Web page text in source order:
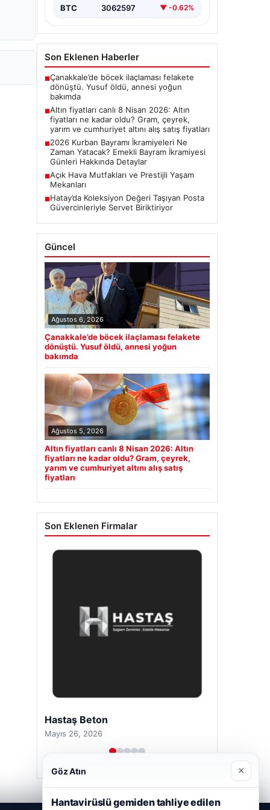
BTC 3062597 ▼ -0.62%
Son Eklenen Haberler
■Çanakkale’de böcek ilaçlaması felakete
dönüştü. Yusuf öldü, annesi yoğun
bakımda
■Altın fiyatları canlı 8 Nisan 2026: Altın
fiyatları ne kadar oldu? Gram, çeyrek,
yarım ve cumhuriyet altını alış satış fiyatları
■2026 Kurban Bayramı İkramiyeleri Ne
Zaman Yatacak? Emekli Bayram İkramiyesi
Günleri Hakkında Detaylar
■Açık Hava Mutfakları ve Prestijli Yaşam
Mekanları
■Hatay’da Koleksiyon Değeri Taşıyan Posta
Güvercinleriyle Servet Biriktiriyor
Güncel
Ağustos 6, 2026
Çanakkale’de böcek ilaçlaması felakete
dönüştü. Yusuf öldü, annesi yoğun
bakımda
Ağustos 5, 2026
Altın fiyatları canlı 8 Nisan 2026: Altın
fiyatları ne kadar oldu? Gram, çeyrek,
yarım ve cumhuriyet altını alış satış
fiyatları
Son Eklenen Firmalar
Hastaş Beton
Mayıs 26, 2026
Göz Atın ×
Hantavirüslü gemiden tahliye edilen